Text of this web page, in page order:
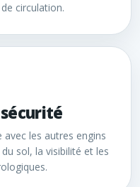
circulation.
les autres engins
sol, la visibilité et les